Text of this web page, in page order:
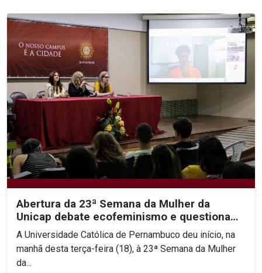
Abertura da 23ª Semana da Mulher da
Unicap debate ecofeminismo e questiona
hierarquias religiosas
A Universidade Católica de Pernambuco deu início, na
manhã desta terça-feira (18), à 23ª Semana da Mulher
da...